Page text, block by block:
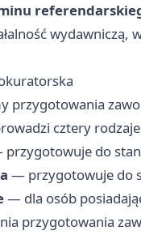
wydawniczą,
przygotowania
cztery
do
— przygotowuje do
— dla osób
przygotowania